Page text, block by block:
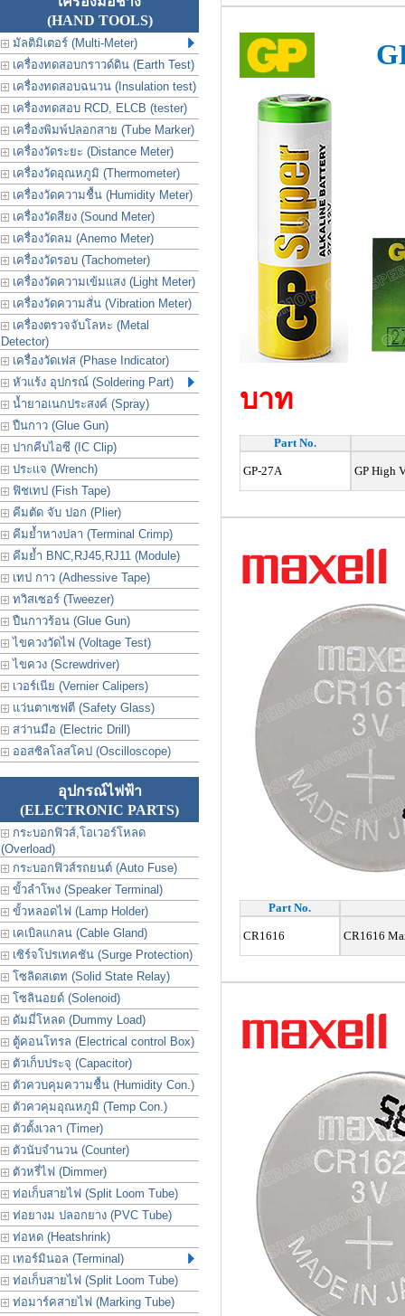
(HAND TOOLS)
มัลติมิเตอร์ (Multi-Meter)
เครื่องทดสอบกราวด์ดิน (Earth Test)
เครื่องทดสอบฉนวน (Insulation test)
เครื่องทดสอบ RCD, ELCB (tester)
เครื่องพิมพ์ปลอกสาย (Tube Marker)
เครื่องวัดระยะ (Distance Meter)
เครื่องวัดอุณหภูมิ (Thermometer)
เครื่องวัดความชื้น (Humidity Meter)
เครื่องวัดสียง (Sound Meter)
เครื่องวัดลม (Anemo Meter)
เครื่องวัดรอบ (Tachometer)
เครื่องวัดความเข้มแสง (Light Meter)
เครื่องวัดความสั่น (Vibration Meter)
เครื่องตรวจจับโลหะ (Metal
Detector)
เครื่องวัดเฟส (Phase Indicator)
หัวแร้ง อุปกรณ์ (Soldering Part)
น้ำยาอเนกประสงค์ (Spray)
ปืนกาว (Glue Gun)
ปากคีบไอซี (IC Clip)
ประเเจ (Wrench)
ฟิชเทป (Fish Tape)
คีมตัด จับ ปอก (Plier)
คีมย้ำหางปลา (Terminal Crimp)
คีมย้ำ BNC,RJ45,RJ11 (Module)
เทป กาว (Adhessive Tape)
ทวิสเซอร์ (Tweezer)
ปืนกาวร้อน (Glue Gun)
ไขควงวัดไฟ (Voltage Test)
ไขควง (Screwdriver)
เวอร์เนีย (Vernier Calipers)
แว่นตาเซฟตี (Safety Glass)
สว่านมือ (Electric Drill)
ออสซิลโลสโคป (Oscilloscope)
อุปกรณ์ไฟฟ้า
(ELECTRONIC PARTS)
กระบอกฟิวส์,โอเวอร์โหลด
(Overload)
กระบอกฟิวส์รถยนต์ (Auto Fuse)
ขั้วลำโพง (Speaker Terminal)
ขั้วหลอดไฟ (Lamp Holder)
เคเบิลแกลน (Cable Gland)
เซิร์จโปรเทคชัน (Surge Protection)
โซลิดสเตท (Solid State Relay)
โซลินอยด์ (Solenoid)
ดัมมี่โหลด (Dummy Load)
ตู้คอนโทรล (Electrical control Box)
ตัวเก็บประจุ (Capacitor)
ตัวควบคุมความชื้น (Humidity Con.)
ตัวควคุมอุณหภูมิ (Temp Con.)
ตัวตั้งเวลา (Timer)
ตัวนับจำนวน (Counter)
ตัวหรี่ไฟ (Dimmer)
ท่อเก็บสายไฟ (Split Loom Tube)
ท่อยางม ปลอกยาง (PVC Tube)
ท่อหด (Heatshrink)
เทอร์มินอล (Terminal)
ท่อเก็บสายไฟ (Split Loom Tube)
ท่อมาร์คสายไฟ (Marking Tube)
บาท
Part No.
GP-27A GP High
Part No.
CR1616 CR1616